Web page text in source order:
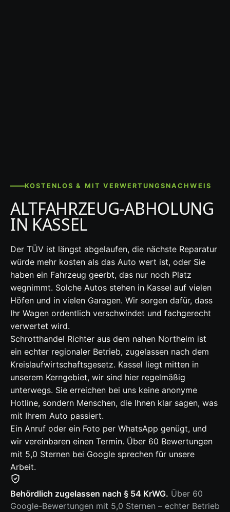
KOSTENLOS & MIT VERWERTUNGSNACHWEIS
ALTFAHRZEUG-ABHOLUNG
IN KASSEL
Der TÜV ist längst abgelaufen, die nächste Reparatur
würde mehr kosten als das Auto wert ist, oder Sie
haben ein Fahrzeug geerbt, das nur noch Platz
wegnimmt. Solche Autos stehen in Kassel auf vielen
Höfen und in vielen Garagen. Wir sorgen dafür, dass
Ihr Wagen ordentlich verschwindet und fachgerecht
verwertet wird.
Schrotthandel Richter aus dem nahen Northeim ist
ein echter regionaler Betrieb, zugelassen nach dem
Kreislaufwirtschaftsgesetz. Kassel liegt mitten in
unserem Kerngebiet, wir sind hier regelmäßig
unterwegs. Sie erreichen bei uns keine anonyme
Hotline, sondern Menschen, die Ihnen klar sagen, was
mit Ihrem Auto passiert.
Ein Anruf oder ein Foto per WhatsApp genügt, und
wir vereinbaren einen Termin. Über 60 Bewertungen
mit 5,0 Sternen bei Google sprechen für unsere
Arbeit.
Behördlich zugelassen nach § 54 KrWG. Über 60
Google-Bewertungen mit 5,0 Sternen – echter Betrieb